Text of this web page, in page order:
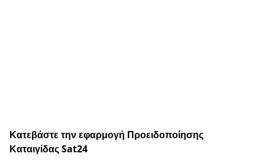
Κατεβάστε την εφαρμογή Προειδοποίησης
Καταιγίδας Sat24